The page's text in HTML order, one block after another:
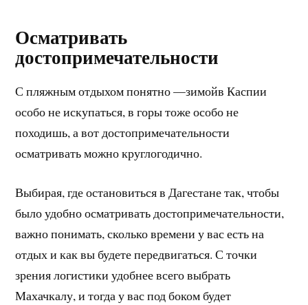
Осматривать
достопримечательности
С пляжным отдыхом понятно —зимойв Каспии
особо не искупаться, в горы тоже особо не
походишь, а вот достопримечательности
осматривать можно круглогодично.
Выбирая, где остановиться в Дагестане так, чтобы
было удобно осматривать достопримечательности,
важно понимать, сколько времени у вас есть на
отдых и как вы будете передвигаться. С точки
зрения логистики удобнее всего выбрать
Махачкалу, и тогда у вас под боком будет